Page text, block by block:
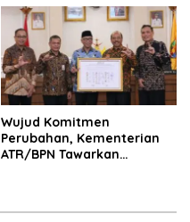
Wujud Komitmen
Perubahan, Kementerian
ATR/BPN Tawarkan